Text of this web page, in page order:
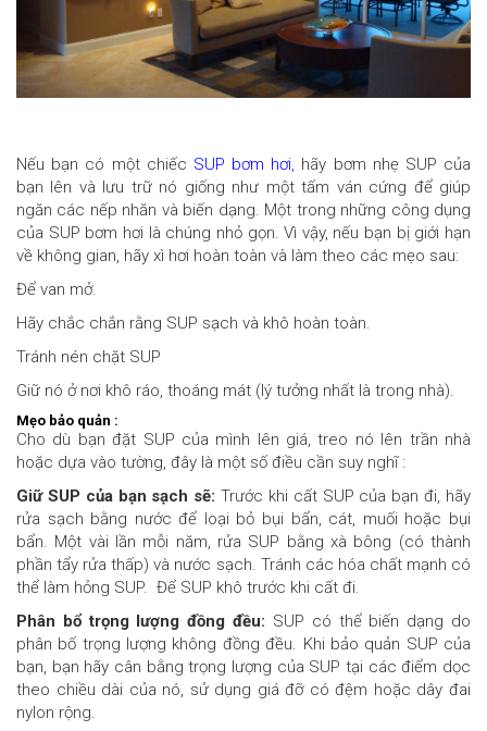
Nếu bạn có một chiếc SUP bơm hơi, hãy bơm nhẹ SUP của
bạn lên và lưu trữ nó giống như một tấm ván cứng để giúp
ngăn các nếp nhăn và biến dạng. Một trong những công dụng
của SUP bơm hơi là chúng nhỏ gọn. Vì vậy, nếu bạn bị giới hạn
về không gian, hãy xì hơi hoàn toàn và làm theo các mẹo sau:
Để van mở.
Hãy chắc chắn rằng SUP sạch và khô hoàn toàn.
Tránh nén chặt SUP
Giữ nó ở nơi khô ráo, thoáng mát (lý tưởng nhất là trong nhà).
Mẹo bảo quản :
Cho dù bạn đặt SUP của mình lên giá, treo nó lên trần nhà
hoặc dựa vào tường, đây là một số điều cần suy nghĩ :
Giữ SUP của bạn sạch sẽ: Trước khi cất SUP của bạn đi, hãy
rửa sạch bằng nước để loại bỏ bụi bẩn, cát, muối hoặc bụi
bẩn. Một vài lần mỗi năm, rửa SUP bằng xà bông (có thành
phần tẩy rửa thấp) và nước sạch. Tránh các hóa chất mạnh có
thể làm hỏng SUP. Để SUP khô trước khi cất đi.
Phân bổ trọng lượng đồng đều: SUP có thể biến dạng do
phân bố trọng lượng không đồng đều. Khi bảo quản SUP của
bạn, bạn hãy cân bằng trọng lượng của SUP tại các điểm dọc
theo chiều dài của nó, sử dụng giá đỡ có đệm hoặc dây đai
nylon rộng.